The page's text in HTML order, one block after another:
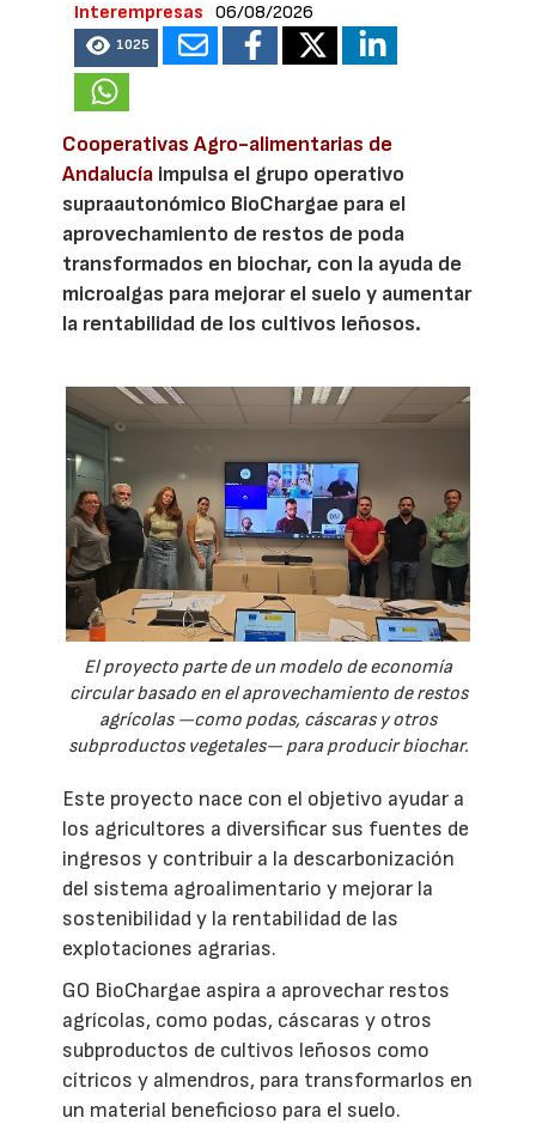
Interempresas
06/08/2026
1025
Cooperativas Agro-alimentarias de
Andalucía impulsa el grupo operativo
supraautonómico BioChargae para el
aprovechamiento de restos de poda
transformados en biochar, con la ayuda de
microalgas para mejorar el suelo y aumentar
la rentabilidad de los cultivos leñosos.
El proyecto parte de un modelo de economía
circular basado en el aprovechamiento de restos
agrícolas —como podas, cáscaras y otros
subproductos vegetales— para producir biochar.
Este proyecto nace con el objetivo ayudar a
los agricultores a diversificar sus fuentes de
ingresos y contribuir a la descarbonización
del sistema agroalimentario y mejorar la
sostenibilidad y la rentabilidad de las
explotaciones agrarias.
GO BioChargae aspira a aprovechar restos
agrícolas, como podas, cáscaras y otros
subproductos de cultivos leñosos como
cítricos y almendros, para transformarlos en
un material beneficioso para el suelo.